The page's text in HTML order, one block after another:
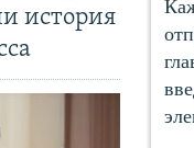
история